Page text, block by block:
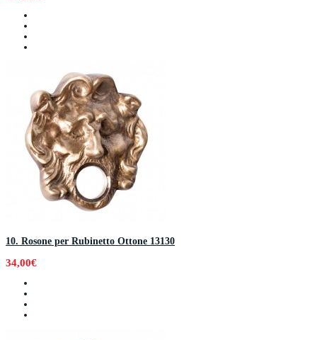
10. Rosone per Rubinetto Ottone 13130
34,00€